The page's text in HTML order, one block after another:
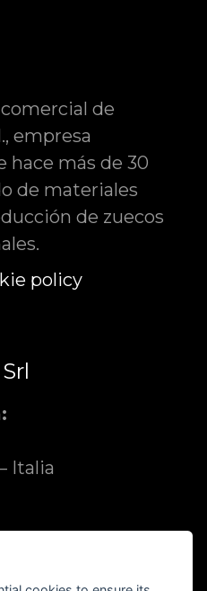
de
empresa
hace más de 30
de materiales
de zuecos
policy
Italia
– Italia